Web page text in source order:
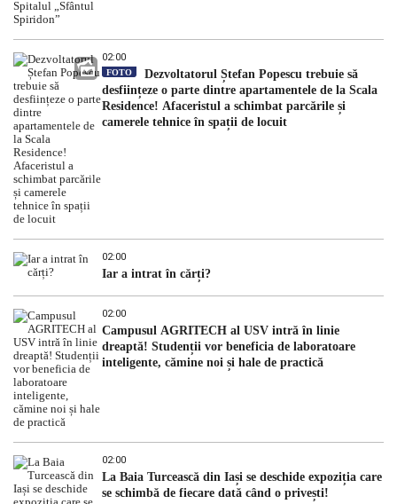
02:00
FOTO
Dezvoltatorul Ștefan Popescu trebuie să
desființeze o parte dintre apartamentele de la Scala
Residence! Afaceristul a schimbat parcările și
camerele tehnice în spații de locuit
02:00
Iar a intrat în cărți?
02:00
Campusul AGRITECH al USV intră în linie
dreaptă! Studenții vor beneficia de laboratoare
inteligente, cămine noi și hale de practică
02:00
La Baia Turcească din Iași se deschide expoziția care
se schimbă de fiecare dată când o privești!